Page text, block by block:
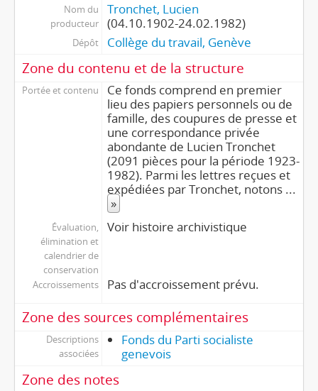
Nom du
producteur
Tronchet, Lucien
(04.10.1902-24.02.1982)
Dépôt Collège du travail, Genève
Zone du contenu et de la structure
Portée et contenu
Ce fonds comprend en premier
lieu des papiers personnels ou de
famille, des coupures de presse et
une correspondance privée
abondante de Lucien Tronchet
(2091 pièces pour la période 1923-
1982). Parmi les lettres reçues et
expédiées par Tronchet, notons ...
»
Évaluation,
élimination et
calendrier de
conservation
Voir histoire archivistique
Accroissements Pas d'accroissement prévu.
Zone des sources complémentaires
Descriptions
associées
Fonds du Parti socialiste
genevois
Zone des notes